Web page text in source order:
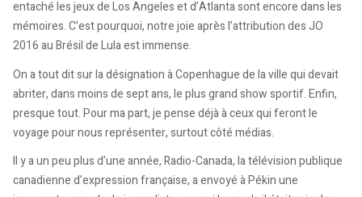
entaché les jeux de Los Angeles et d’Atlanta sont encore dans les
mémoires. C’est pourquoi, notre joie après l’attribution des JO
2016 au Brésil de Lula est immense.
On a tout dit sur la désignation à Copenhague de la ville qui devait
abriter, dans moins de sept ans, le plus grand show sportif. Enfin,
presque tout. Pour ma part, je pense déjà à ceux qui feront le
voyage pour nous représenter, surtout côté médias.
Il y a un peu plus d’une année, Radio-Canada, la télévision publique
canadienne d’expression française, a envoyé à Pékin une